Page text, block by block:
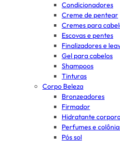
Condicionadores
Creme de pentear
Cremes para
Escovas e pentes
Finalizadores e
Gel para cabelos
Shampoos
Tinturas
Corpo Beleza
Bronzeadores
Firmador
Hidratante
Perfumes e
Pós sol